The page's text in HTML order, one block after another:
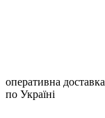
оперативна доставка
по Україні